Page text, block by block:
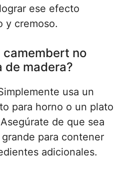
ese efecto
y cremoso.
camembert no
de madera?
usa un
para horno o un plato
de que sea
para contener
adicionales.